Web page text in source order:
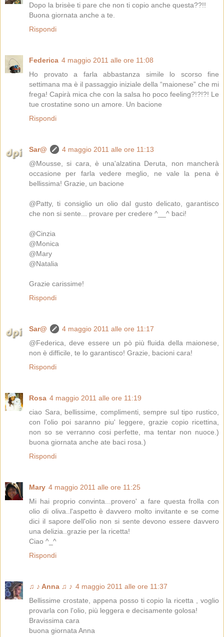
Dopo la brisèe ti pare che non ti copio anche questa??!!
Buona giornata anche a te.
Rispondi
Federica 4 maggio 2011 alle ore 11:08
Ho provato a farla abbastanza simile lo scorso fine
settimana ma è il passaggio iniziale della “maionese” che mi
frega! Capirà mica che con la salsa ho poco feeling?!?!?! Le
tue crostatine sono un amore. Un bacione
Rispondi
Sar@
4 maggio 2011 alle ore 11:13
@Mousse, si cara, è una'alzatina Deruta, non mancherà
occasione per farla vedere meglio, ne vale la pena è
bellissima! Grazie, un bacione
@Patty, ti consiglio un olio dal gusto delicato, garantisco
che non si sente... provare per credere ^__^ baci!
@Cinzia
@Monica
@Mary
@Natalia
Grazie carissime!
Rispondi
Sar@
4 maggio 2011 alle ore 11:17
@Federica, deve essere un pò più fluida della maionese,
non è difficile, te lo garantisco! Grazie, bacioni cara!
Rispondi
Rosa 4 maggio 2011 alle ore 11:19
ciao Sara, bellissime, complimenti, sempre sul tipo rustico,
con l'olio poi saranno piu' leggere, grazie copio ricettina,
non so se verranno cosi perfette, ma tentar non nuoce.)
buona giornata anche ate baci rosa.)
Rispondi
Mary 4 maggio 2011 alle ore 11:25
Mi hai proprio convinta...provero' a fare questa frolla con
olio di oliva..l'aspetto è davvero molto invitante e se come
dici il sapore dell'olio non si sente devono essere davvero
una delizia..grazie per la ricetta!
Ciao ^_^
Rispondi
♫ ♪ Anna ♫ ♪ 4 maggio 2011 alle ore 11:37
Bellissime crostate, appena posso ti copio la ricetta , voglio
provarla con l'olio, più leggera e decisamente golosa!
Bravissima cara
buona giornata Anna